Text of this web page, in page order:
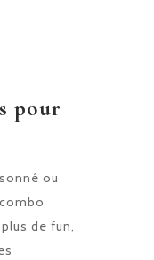
pour
ou
de fun,